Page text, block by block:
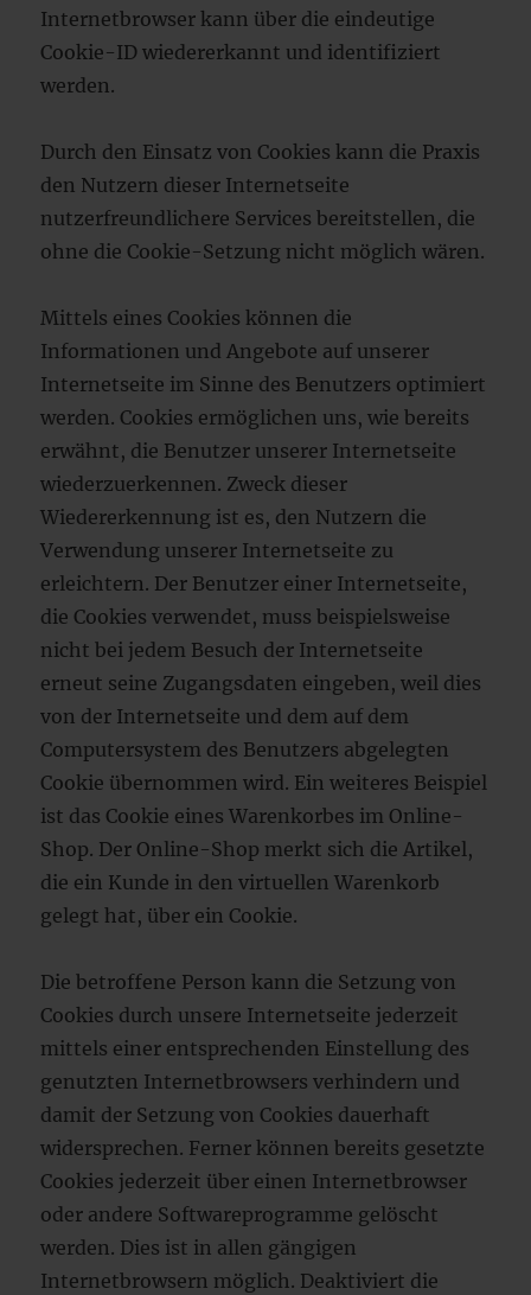
Internetbrowser kann über die eindeutige
Cookie-ID wiedererkannt und identifiziert
werden.
Durch den Einsatz von Cookies kann die Praxis
den Nutzern dieser Internetseite
nutzerfreundlichere Services bereitstellen, die
ohne die Cookie-Setzung nicht möglich wären.
Mittels eines Cookies können die
Informationen und Angebote auf unserer
Internetseite im Sinne des Benutzers optimiert
werden. Cookies ermöglichen uns, wie bereits
erwähnt, die Benutzer unserer Internetseite
wiederzuerkennen. Zweck dieser
Wiedererkennung ist es, den Nutzern die
Verwendung unserer Internetseite zu
erleichtern. Der Benutzer einer Internetseite,
die Cookies verwendet, muss beispielsweise
nicht bei jedem Besuch der Internetseite
erneut seine Zugangsdaten eingeben, weil dies
von der Internetseite und dem auf dem
Computersystem des Benutzers abgelegten
Cookie übernommen wird. Ein weiteres Beispiel
ist das Cookie eines Warenkorbes im Online-
Shop. Der Online-Shop merkt sich die Artikel,
die ein Kunde in den virtuellen Warenkorb
gelegt hat, über ein Cookie.
Die betroffene Person kann die Setzung von
Cookies durch unsere Internetseite jederzeit
mittels einer entsprechenden Einstellung des
genutzten Internetbrowsers verhindern und
damit der Setzung von Cookies dauerhaft
widersprechen. Ferner können bereits gesetzte
Cookies jederzeit über einen Internetbrowser
oder andere Softwareprogramme gelöscht
werden. Dies ist in allen gängigen
Internetbrowsern möglich. Deaktiviert die